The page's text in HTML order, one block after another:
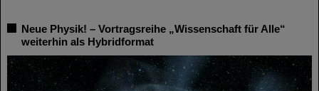
Neue Physik! – Vortragsreihe „Wissenschaft für Alle“
weiterhin als Hybridformat